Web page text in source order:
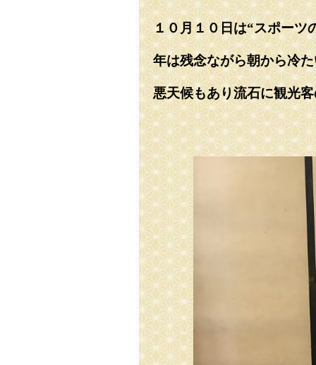
１０月１０日は“スポーツ
年は残念ながら朝から冷
悪天候もあり流石に観光